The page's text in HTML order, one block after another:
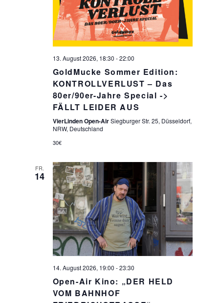
13. August 2026, 18:30 -22:00
GoldMucke Sommer Edition:
KONTROLLVERLUST – Das
80er/90er-Jahre Special ->
FÄLLT LEIDER AUS
VierLinden Open-AirSiegburger Str. 25, Düsseldorf,
NRW, Deutschland
30€
FR.
14
14. August 2026, 19:00 -23:30
Open-Air Kino: „DER HELD
VOM BAHNHOF